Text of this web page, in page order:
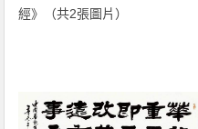
經》（共2張圖片）